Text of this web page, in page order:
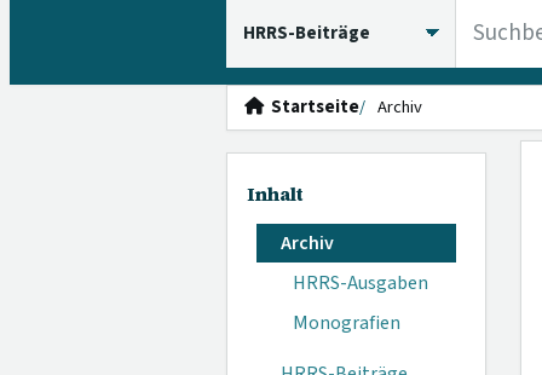
Startseite Archiv
Inhalt
Archiv
HRRS-Ausgaben
Monografien